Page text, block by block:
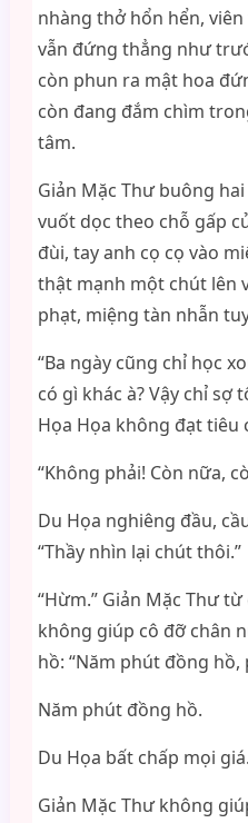
nhàng thở hổn hển,
vẫn đứng thẳng như
còn phun ra mật hoa
còn đang đắm chìm
tâm.
Giản Mặc Thư buông
vuốt dọc theo chỗ gấp
đùi, tay anh cọ cọ vào
thật mạnh một chút lên
phạt, miệng tàn nhẫn
“Ba ngày cũng chỉ học
có gì khác à? Vậy chỉ sợ
Họa Họa không đạt tiêu
“Không phải! Còn nữa,
Du Họa nghiêng đầu,
“Thầy nhìn lại chút thôi.”
“Hừm.” Giản Mặc Thư
không giúp cô đỡ chân
hồ: “Năm phút đồng hồ,
Năm phút đồng hồ.
Du Họa bất chấp mọi giá.
Giản Mặc Thư không